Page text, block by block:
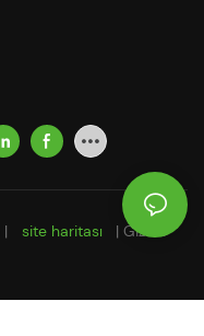
| site haritası | Gizlilik